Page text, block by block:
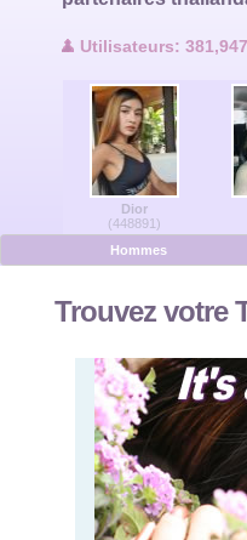
Hommes en ligne
Femmes en ligne
Allemand
Espanol
Utilisateurs: 381,947
Dior
(448891)
Hommes
Trouvez votre